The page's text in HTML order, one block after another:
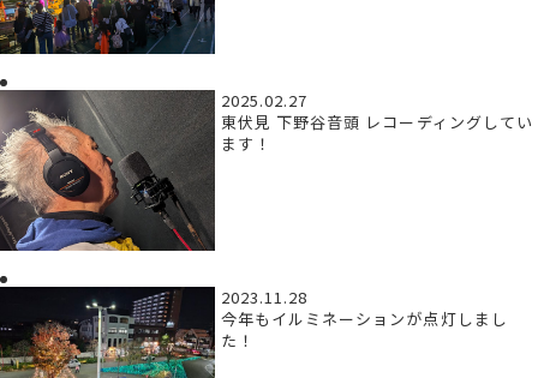
2025.02.27
東伏見 下野谷音頭 レコーディングしてい
ます！
2023.11.28
今年もイルミネーションが点灯しまし
た！